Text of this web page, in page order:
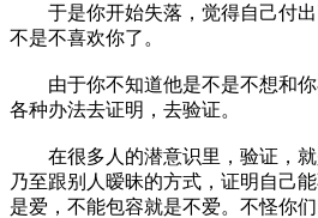
于是你开始失落，觉得自己付出
不是不喜欢你了。
由于你不知道他是不是不想和你
各种办法去证明，去验证。
在很多人的潜意识里，验证，就
乃至跟别人暧昧的方式，证明自己
是爱，不能包容就是不爱。不怪你